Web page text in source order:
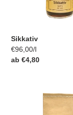
Sikkativ
Einzelpreis
€96,00/pro
l
Normaler
ab €4,80